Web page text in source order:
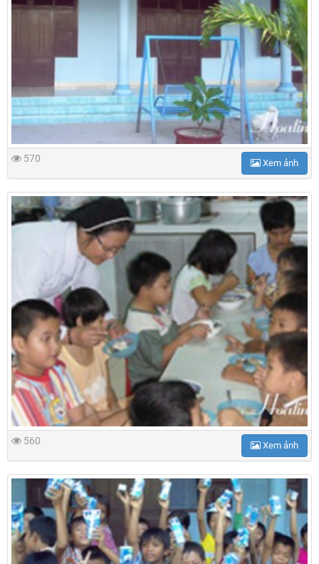
570 Xem ảnh
560 Xem ảnh